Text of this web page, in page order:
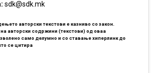
sdk@sdk.mk
авторски текстови е казниво со закон.
авторски содржини (текстови) од оваа
само делумно и со ставање хиперлинк до
се цитира